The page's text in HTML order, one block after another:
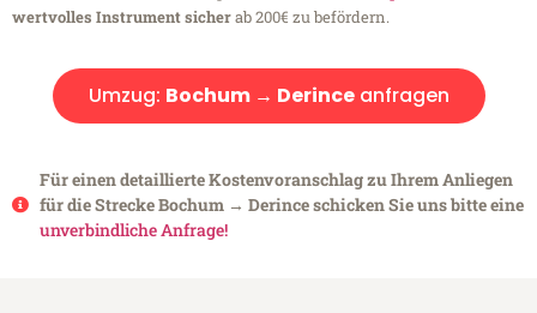
wertvolles Instrument sicherab 200€ zu befördern.
Umzug: Bochum → Derinceanfragen
Für einen detaillierte Kostenvoranschlag zu Ihrem Anliegen
für die Strecke Bochum → Derince schicken Sie uns bitte eine
unverbindliche Anfrage!